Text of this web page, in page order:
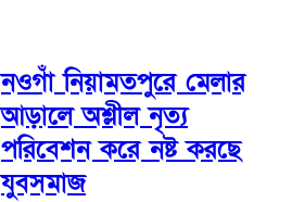
নওগাঁ নিয়ামতপুরে মেলার
আড়ালে অশ্লীল নৃত্য
পরিবেশন করে নষ্ট করছে
যুবসমাজ